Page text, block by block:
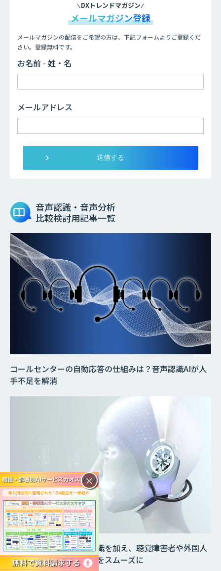
DXトレンドマガジン
メールマガジン登録
メールマガジンの配信をご希望の方は、下記フォームよりご登録くだ
さい。登録無料です。
お名前 - 姓・名
メールアドレス
音声認識・音声分析
比較検討用記事一覧
音声認識アプリに感情認識を加え、聴覚障害者や外国人
とのコミュニケーションをスムーズに
コールセンターの自動応答の仕組みは？音声認識AIが人
手不足を解消
×